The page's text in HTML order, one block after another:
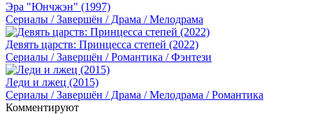
Эра "Юнчжэн" (1997)
Сериалы / Завершён / Драма / Мелодрама
Девять царств: Принцесса степей (2022)
Сериалы / Завершён / Романтика / Фэнтези
Леди и лжец (2015)
Сериалы / Завершён / Драма / Мелодрама / Романтика
Комментируют